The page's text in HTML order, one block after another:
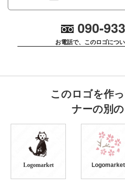
090-
お電話で、このロゴにつ
このロゴを作
ナーの別
Logomarket Logomarket